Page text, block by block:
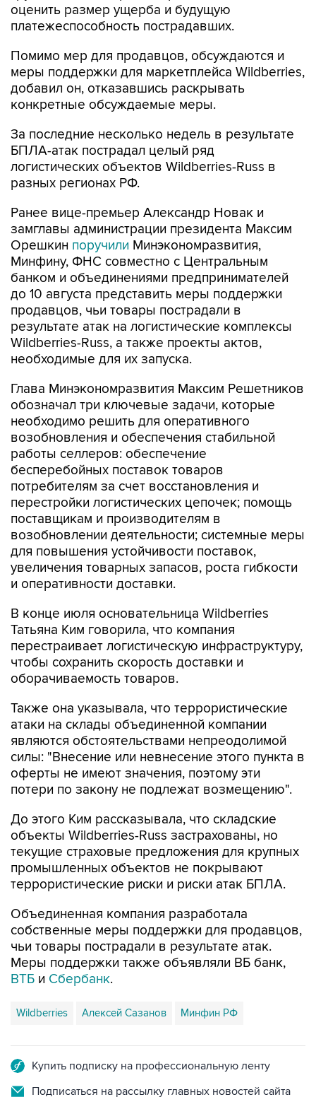
оценить размер ущерба и будущую
платежеспособность пострадавших.
Помимо мер для продавцов, обсуждаются и
меры поддержки для маркетплейса Wildberries,
добавил он, отказавшись раскрывать
конкретные обсуждаемые меры.
За последние несколько недель в результате
БПЛА-атак пострадал целый ряд
логистических объектов Wildberries-Russ в
разных регионах РФ.
Ранее вице-премьер Александр Новак и
замглавы администрации президента Максим
Орешкин поручили Минэкономразвития,
Минфину, ФНС совместно с Центральным
банком и объединениями предпринимателей
до 10 августа представить меры поддержки
продавцов, чьи товары пострадали в
результате атак на логистические комплексы
Wildberries-Russ, а также проекты актов,
необходимые для их запуска.
Глава Минэкономразвития Максим Решетников
обозначал три ключевые задачи, которые
необходимо решить для оперативного
возобновления и обеспечения стабильной
работы селлеров: обеспечение
бесперебойных поставок товаров
потребителям за счет восстановления и
перестройки логистических цепочек; помощь
поставщикам и производителям в
возобновлении деятельности; системные меры
для повышения устойчивости поставок,
увеличения товарных запасов, роста гибкости
и оперативности доставки.
В конце июля основательница Wildberries
Татьяна Ким говорила, что компания
перестраивает логистическую инфраструктуру,
чтобы сохранить скорость доставки и
оборачиваемость товаров.
Также она указывала, что террористические
атаки на склады объединенной компании
являются обстоятельствами непреодолимой
силы: "Внесение или невнесение этого пункта в
оферты не имеют значения, поэтому эти
потери по закону не подлежат возмещению".
До этого Ким рассказывала, что складские
объекты Wildberries-Russ застрахованы, но
текущие страховые предложения для крупных
промышленных объектов не покрывают
террористические риски и риски атак БПЛА.
Объединенная компания разработала
собственные меры поддержки для продавцов,
чьи товары пострадали в результате атак.
Меры поддержки также объявляли ВБ банк,
ВТБ и Сбербанк.
Wildberries Алексей Сазанов Минфин РФ
Купить подписку на профессиональную ленту
Подписаться на рассылку главных новостей сайта